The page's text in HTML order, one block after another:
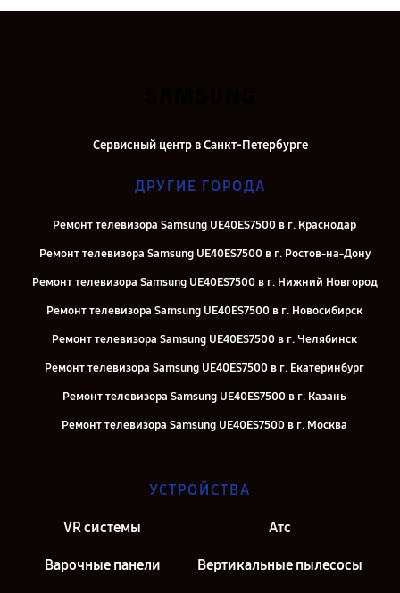
Сервисный центр в Санкт-Петербурге
ДРУГИЕ ГОРОДА
Ремонт телевизора Samsung UE40ES7500 в г. Краснодар
Ремонт телевизора Samsung UE40ES7500 в г. Ростов-на-Дону
Ремонт телевизора Samsung UE40ES7500 в г. Нижний Новгород
Ремонт телевизора Samsung UE40ES7500 в г. Новосибирск
Ремонт телевизора Samsung UE40ES7500 в г. Челябинск
Ремонт телевизора Samsung UE40ES7500 в г. Екатеринбург
Ремонт телевизора Samsung UE40ES7500 в г. Казань
Ремонт телевизора Samsung UE40ES7500 в г. Москва
УСТРОЙСТВА
VR системы Атс
Варочные панели Вертикальные пылесосы